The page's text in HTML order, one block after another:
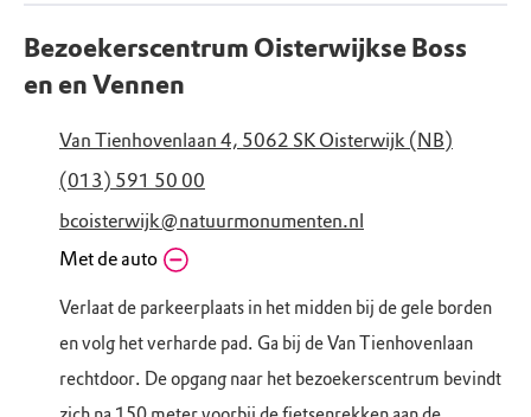
Bezoekerscentrum Oisterwijkse Boss
en en Vennen
Van Tienhovenlaan 4, 5062 SK Oisterwijk (NB)
(013) 591 50 00
bcoisterwijk@natuurmonumenten.nl
Met de auto
Verlaat de parkeerplaats in het midden bij de gele borden
en volg het verharde pad. Ga bij de Van Tienhovenlaan
rechtdoor. De opgang naar het bezoekerscentrum bevindt